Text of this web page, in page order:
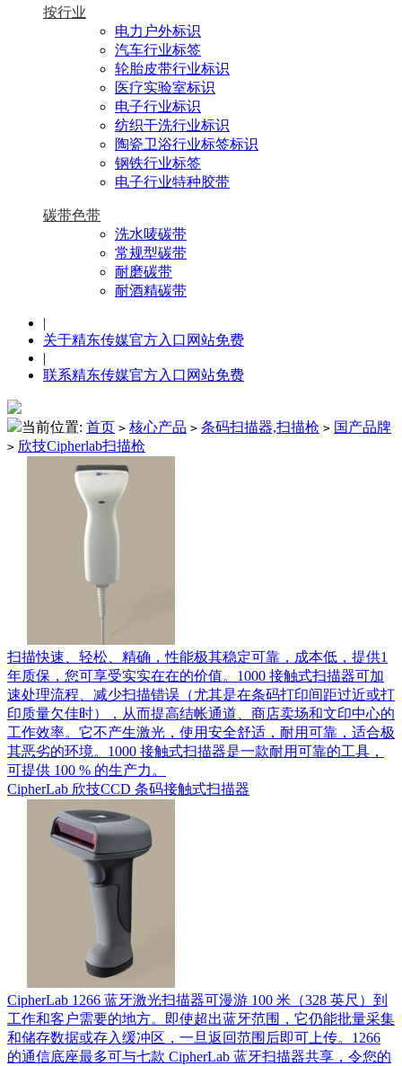
按行业
电力户外标识
汽车行业标签
轮胎皮带行业标识
医疗实验室标识
电子行业标识
纺织干洗行业标识
陶瓷卫浴行业标签标识
钢铁行业标签
电子行业特种胶带
碳带色带
洗水唛碳带
常规型碳带
耐磨碳带
耐酒精碳带
|
关于精东传媒官方入口网站免费
|
联系精东传媒官方入口网站免费
当前位置: 首页 > 核心产品 > 条码扫描器,扫描枪 > 国产品牌
> 欣技Cipherlab扫描枪
扫描快速、轻松、精确，性能极其稳定可靠，成本低，提供1
年质保，您可享受实实在在的价值。1000 接触式扫描器可加
速处理流程、减少扫描错误（尤其是在条码打印间距过近或打
印质量欠佳时），从而提高结帐通道、商店卖场和文印中心的
工作效率。它不产生激光，使用安全舒适，耐用可靠，适合极
其恶劣的环境。1000 接触式扫描器是一款耐用可靠的工具，
可提供 100 % 的生产力。
CipherLab 欣技CCD 条码接触式扫描器
CipherLab 1266 蓝牙激光扫描器可漫游 100 米（328 英尺）到
工作和客户需要的地方。即使超出蓝牙范围，它仍能批量采集
和储存数据或存入缓冲区，一旦返回范围后即可上传。1266
的通信底座最多可与七款 CipherLab 蓝牙扫描器共享，令您的